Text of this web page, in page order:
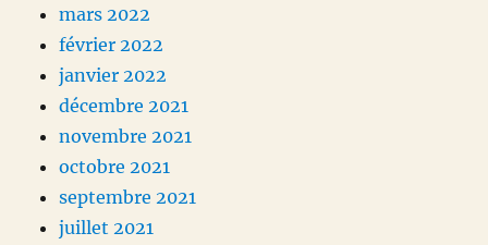
mars 2022
février 2022
janvier 2022
décembre 2021
novembre 2021
octobre 2021
septembre 2021
juillet 2021